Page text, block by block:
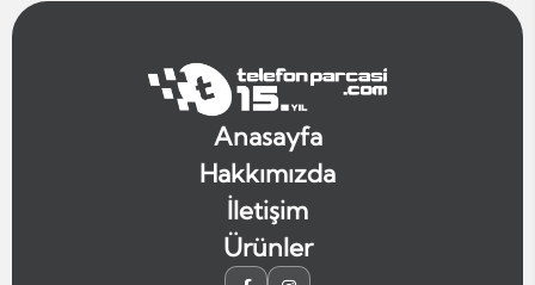
Anasayfa
Hakkımızda
İletişim
Ürünler